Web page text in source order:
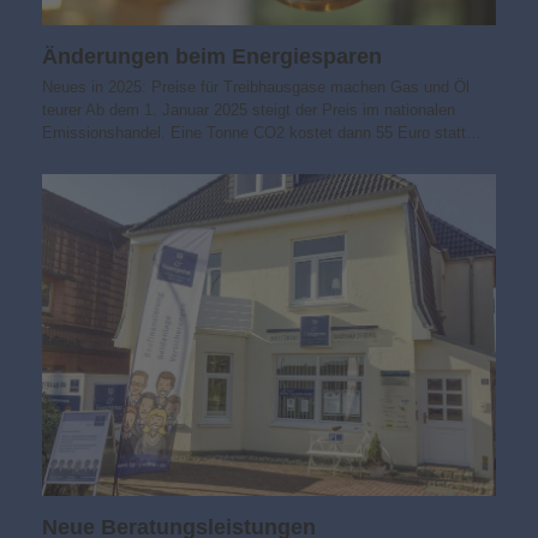
Änderungen beim Energiesparen
Neues in 2025: Preise für Treibhausgase machen Gas und Öl
teurer Ab dem 1. Januar 2025 steigt der Preis im nationalen
Emissionshandel. Eine Tonne CO2 kostet dann 55 Euro statt…
Neue Beratungsleistungen